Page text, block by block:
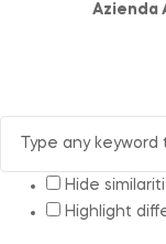
Azienda
Hide
Highlight